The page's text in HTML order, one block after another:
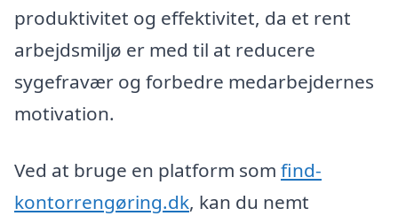
produktivitet og effektivitet, da et rent
arbejdsmiljø er med til at reducere
sygefravær og forbedre medarbejdernes
motivation.
Ved at bruge en platform som find-
kontorrengøring.dk, kan du nemt